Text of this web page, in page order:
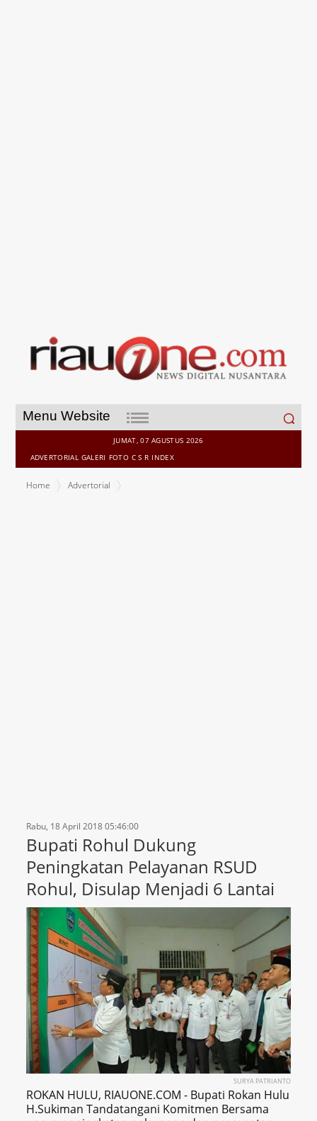
Menu Website
Search
for:
JUMAT, 07 AGUSTUS 2026
ADVERTORIAL GALERI FOTO C S R INDEX
Home
Advertorial
Rabu, 18 April 2018 05:46:00
Bupati Rohul Dukung
Peningkatan Pelayanan RSUD
Rohul, Disulap Menjadi 6 Lantai
SURYA PATRIANTO
ROKAN HULU, RIAUONE.COM - Bupati Rokan Hulu
H.Sukiman Tandatangani Komitmen Bersama